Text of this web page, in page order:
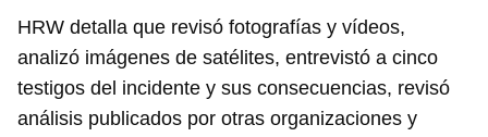
HRW detalla que revisó fotografías y vídeos,
analizó imágenes de satélites, entrevistó a cinco
testigos del incidente y sus consecuencias, revisó
análisis publicados por otras organizaciones y